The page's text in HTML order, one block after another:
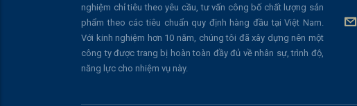
nghiệm chỉ tiêu theo yêu cầu, tư vấn công bố chất lượng sản
phẩm theo các tiêu chuẩn quy định hàng đầu tại Việt Nam.
Với kinh nghiệm hơn 10 năm, chúng tôi đã xây dựng nên một
công ty được trang bị hoàn toàn đầy đủ về nhân sự, trình độ,
năng lực cho nhiệm vụ này.